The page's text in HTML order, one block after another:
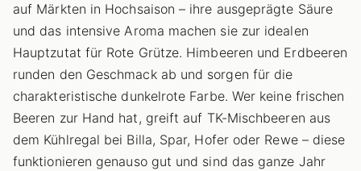
auf Märkten in Hochsaison – ihre ausgeprägte Säure
und das intensive Aroma machen sie zur idealen
Hauptzutat für Rote Grütze. Himbeeren und Erdbeeren
runden den Geschmack ab und sorgen für die
charakteristische dunkelrote Farbe. Wer keine frischen
Beeren zur Hand hat, greift auf TK-Mischbeeren aus
dem Kühlregal bei Billa, Spar, Hofer oder Rewe – diese
funktionieren genauso gut und sind das ganze Jahr